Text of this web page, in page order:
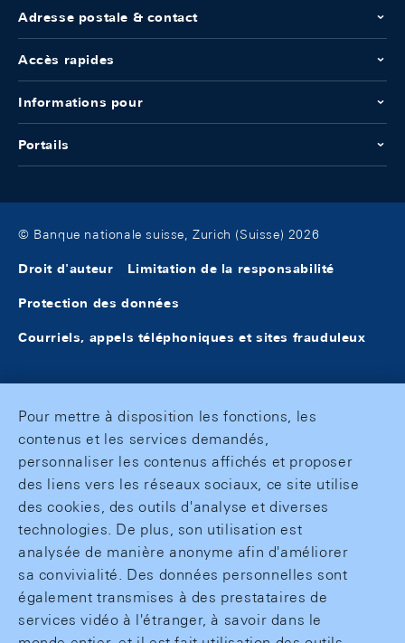
Adresse postale & contact
Accès rapides
Informations pour
Portails
© Banque nationale suisse, Zurich (Suisse) 2026
Droit d'auteur Limitation de la responsabilité
Protection des données
Courriels, appels téléphoniques et sites frauduleux
Pour mettre à disposition les fonctions, les
contenus et les services demandés,
personnaliser les contenus affichés et proposer
des liens vers les réseaux sociaux, ce site utilise
des cookies, des outils d'analyse et diverses
technologies. De plus, son utilisation est
analysée de manière anonyme afin d'améliorer
sa convivialité. Des données personnelles sont
également transmises à des prestataires de
services vidéo à l'étranger, à savoir dans le